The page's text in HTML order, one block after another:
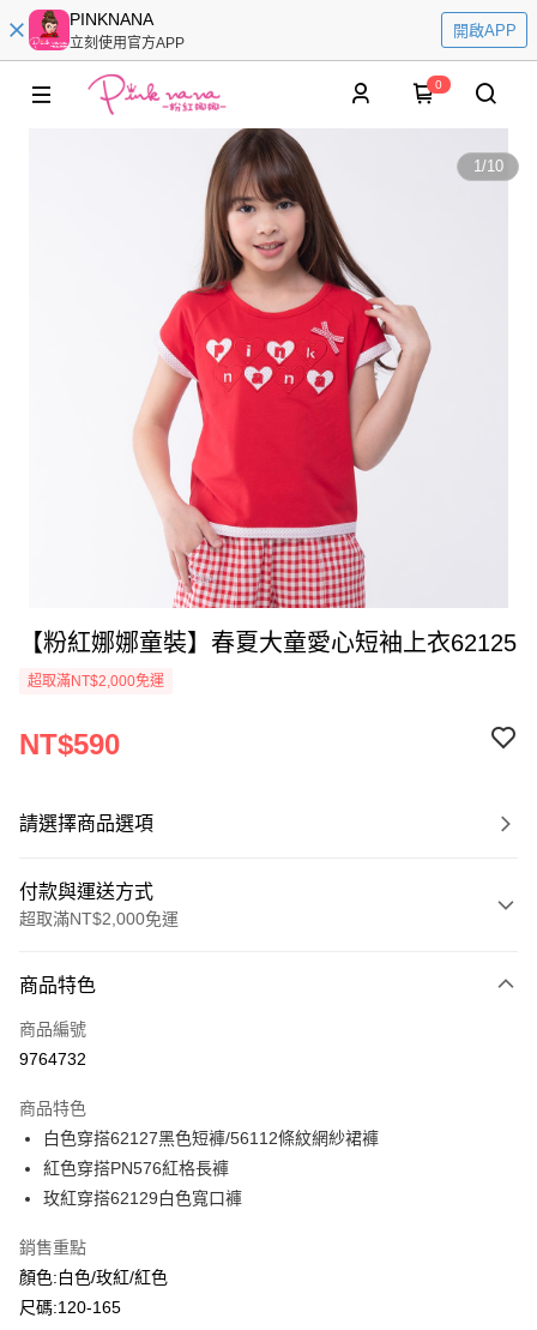
PINKNANA
立刻使用官方APP
開啟APP
0
1/10
【粉紅娜娜童裝】春夏大童愛心短袖上衣62125
超取滿NT$2,000免運
NT$590
請選擇商品選項
付款與運送方式
超取滿NT$2,000免運
信用卡一次付款
超商取貨付款
Apple Pay
Google Pay
運送方式
全家付款取貨
商品特色
商品編號
9764732
商品特色
白色穿搭62127黑色短褲/56112條紋網紗裙褲
紅色穿搭PN576紅格長褲
玫紅穿搭62129白色寬口褲
銷售重點
顏色:白色/玫紅/紅色
尺碼:120-165